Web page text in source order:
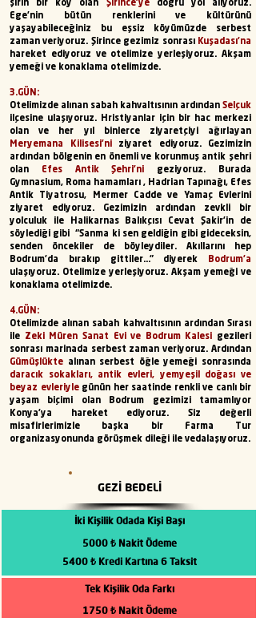
şirin bir köy olan Şirince’ye
doğru yol alıyoruz.
Ege’nin bütün renklerini ve kültürünü
yaşayabileceğiniz bu eşsiz köyümüzde serbest
zaman veriyoruz. Şirince gezimiz sonrası
Kuşadası’na
hareket ediyoruz ve otelimize yerleşiyoruz. Akşam
yemeği ve konaklama otelimizde.
3.GÜN:
Otelimizde alınan sabah kahvaltısının ardından Selçuk
ilçesine ulaşıyoruz. Hristiyanlar için bir hac merkezi
olan ve her yıl binlerce ziyaretçiyi ağırlayan
Meryemana Kilisesi’ni ziyaret ediyoruz. Gezimizin
ardından bölgenin en önemli ve korunmuş antik şehri
olan
Efes Antik Şehri’ni
geziyoruz. Burada
Gymnasium, Roma hamamları , Hadrian Tapınağı, Efes
Antik Tiyatrosu, Mermer Cadde ve Yamaç Evlerini
ziyaret ediyoruz. Gezimizin ardından zevkli bir
yolculuk ile Halikarnas Balıkçısı Cevat Şakir’in de
söylediği gibi “Sanma ki sen geldiğin gibi gideceksin,
senden öncekiler de böyleydiler. Akıllarını hep
Bodrum’da
bırakıp gittiler…” diyerek Bodrum’a
ulaşıyoruz. Otelimize yerleşiyoruz. Akşam yemeği ve
konaklama otelimizde.
4.GÜN:
Otelimizde alınan sabah kahvaltısının ardından Sırası
ile
Zeki Müren Sanat Evi ve Bodrum Kalesi
gezileri
sonrası marinada serbest zaman veriyoruz. Ardından
Gümüşlükte
alınan serbest öğle yemeği sonrasında
daracık sokakları, antik evleri, yemyeşil doğası ve
beyaz evleriyle günün her saatinde renkli ve canlı bir
yaşam biçimi olan Bodrum gezimizi tamamlıyor
Konya’ya hareket ediyoruz. Siz değerli
misafirlerimizle başka bir Farma Tur
organizasyonunda görüşmek dileği ile vedalaşıyoruz.​
GEZİ BEDELİ
İki Kişilik Odada Kişi Başı
5000 ₺ Nakit Ödeme
5400 ₺ Kredi Kartına 6 Taksit
Tek Kişilik Oda Farkı
1750 ₺ Nakit Ödeme